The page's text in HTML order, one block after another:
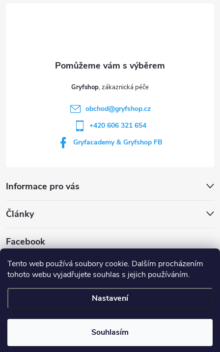
Tento web používá soubory cookie. Dalším procházením
tohoto webu vyjadřujete souhlas s jejich používáním.
Nastavení
Souhlasím
Informace pro vás
Gryfshop
obchod@gryfshop.cz
+420 606 321 654
Gryfacademy & Gryfshop FB
Články
Facebook
Copyright 2026Gryf shop. Všechna práva vyhrazena.